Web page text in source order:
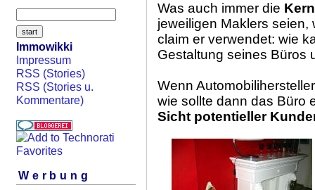
Immowikki
Impressum
RSS (Stories)
RSS (Stories u.
Kommentare)
Werbung
Was auch immer die
jeweiligen Maklers
claim er verwendet: wie
Gestaltung seines Büros
Wenn
wie sollte dann das Büro
Sicht potentieller